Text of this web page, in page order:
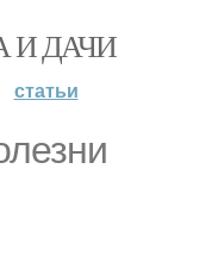
И ДАЧИ
статьи